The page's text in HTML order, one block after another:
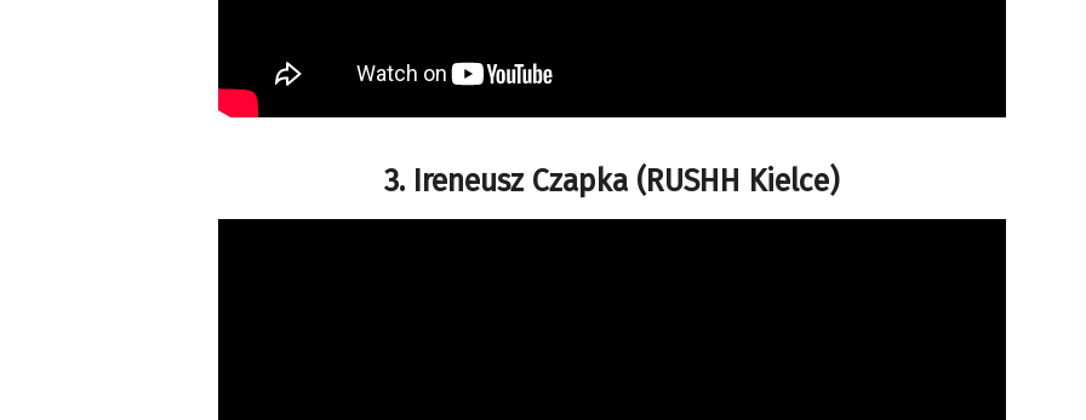
3. Ireneusz Czapka (RUSHH Kielce)